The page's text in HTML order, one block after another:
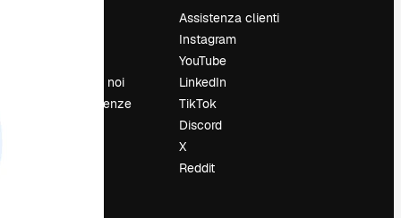
Lavora con noi
Cerca tendenze
Assistenza clienti
Instagram
YouTube
LinkedIn
TikTok
Discord
X
Reddit